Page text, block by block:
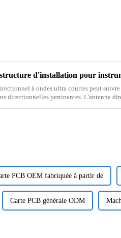
à ondes ultra courtes peut
directionnelles pertinentes. L'antenne
PCB OEM fabriquée à partir de
Carte PCB générale ODM